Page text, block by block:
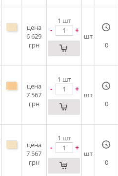
цена
6 629
грн
1 шт
- +
шт
0
цена
7 567
грн
1 шт
- +
шт
0
цена
7 567
грн
1 шт
- +
шт
0